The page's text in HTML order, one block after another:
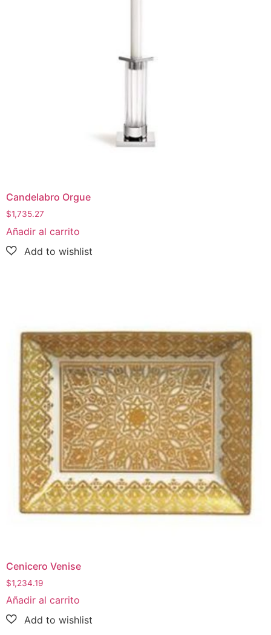
Candelabro Orgue
$1,735.27
Añadir al carrito
Cenicero Venise
$1,234.19
Añadir al carrito